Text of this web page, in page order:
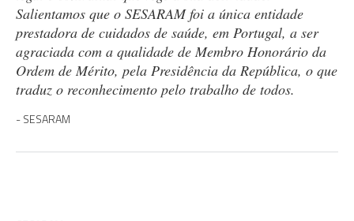
Salientamos que o SESARAM foi a única entidade
prestadora de cuidados de saúde, em Portugal, a ser
agraciada com a qualidade de Membro Honorário da
Ordem de Mérito, pela Presidência da República, o que
traduz o reconhecimento pelo trabalho de todos.
SESARAM